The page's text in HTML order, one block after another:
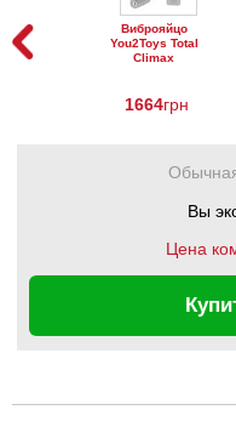
Виброяйцо
You2Toys Total
Climax
1664грн
Вы
Цена